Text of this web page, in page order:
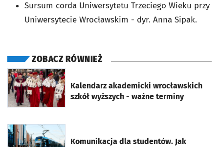
Sursum corda Uniwersytetu Trzeciego Wieku przy
Uniwersytecie Wrocławskim - dyr. Anna Sipak.
ZOBACZ RÓWNIEŻ
Kalendarz akademicki wrocławskich
szkół wyższych - ważne terminy
otworzy się w nowej karcie
Komunikacja dla studentów. Jak
otworzy się w nowej karcie